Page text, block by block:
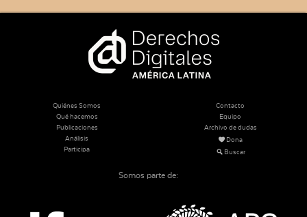
Quiénes Somos
Qué hacemos
Publicaciones
Análisis
Participa
Contacto
Equipo
Archivo de dudas
Dona
Buscar
Somos parte de: